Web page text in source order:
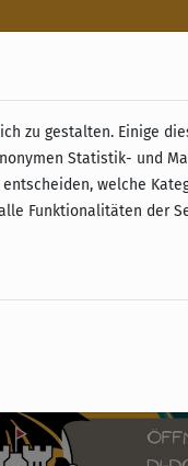
30
zu gestalten. Einige
Statistik- und
welche
Funktionalitäten der